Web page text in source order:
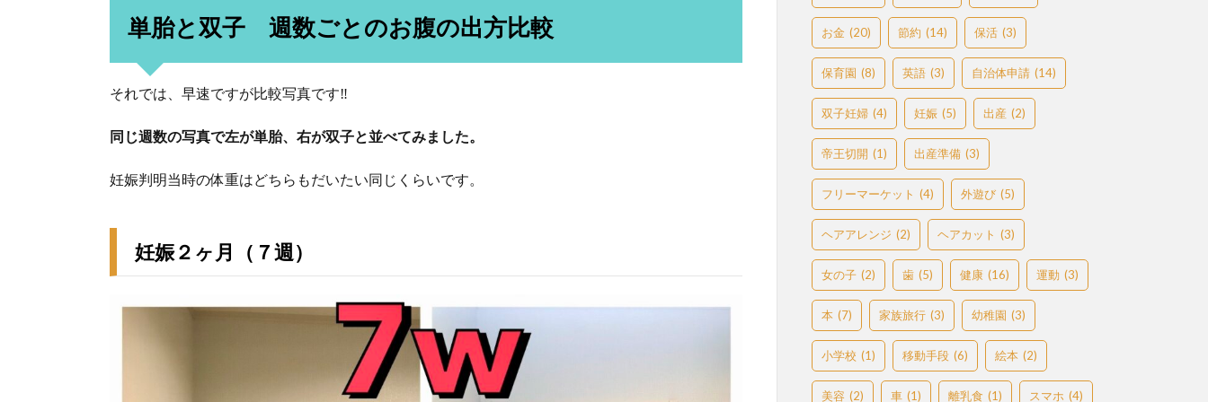
単胎と双子 週数ごとのお腹の出方比較
それでは、早速ですが比較写真です‼️
同じ週数の写真で左が単胎、右が双子と並べてみました。
妊娠判明当時の体重はどちらもだいたい同じくらいです。
妊娠２ヶ月（７週）
お金 (20) 節約 (14) 保活 (3)
保育園 (8) 英語 (3) 自治体申請 (14)
双子妊婦 (4) 妊娠 (5) 出産 (2)
帝王切開 (1) 出産準備 (3)
フリーマーケット (4) 外遊び (5)
ヘアアレンジ (2) ヘアカット (3)
女の子 (2) 歯 (5) 健康 (16) 運動 (3)
本 (7) 家族旅行 (3) 幼稚園 (3)
小学校 (1) 移動手段 (6) 絵本 (2)
美容 (2) 車 (1) 離乳食 (1) スマホ (4)